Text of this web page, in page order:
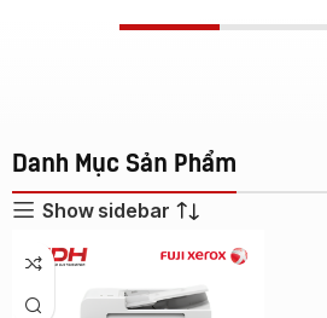
Danh Mục Sản Phẩm
Show sidebar